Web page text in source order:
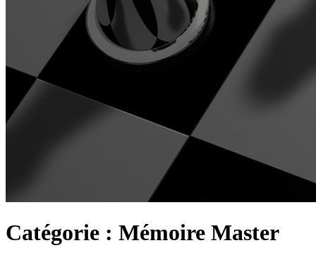
Catégorie : Mémoire Master